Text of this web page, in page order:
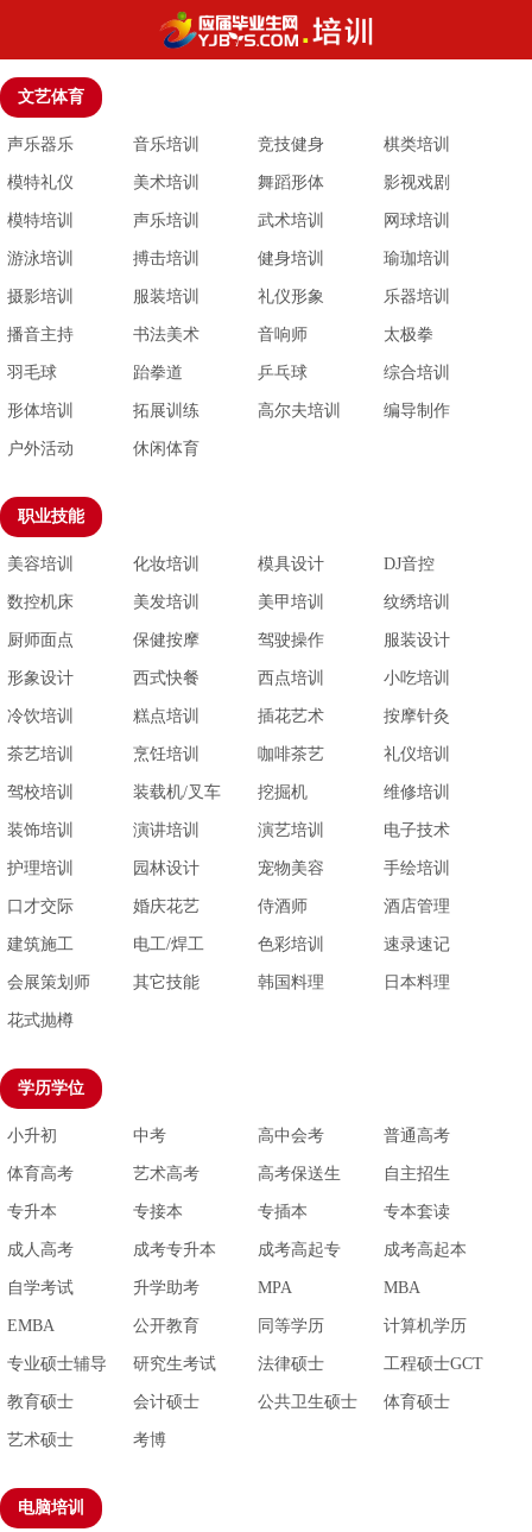
文艺体育
声乐器乐 音乐培训 竞技健身 棋类培训
模特礼仪 美术培训 舞蹈形体 影视戏剧
模特培训 声乐培训 武术培训 网球培训
游泳培训 搏击培训 健身培训 瑜珈培训
摄影培训 服装培训 礼仪形象 乐器培训
播音主持 书法美术 音响师 太极拳
羽毛球 跆拳道 乒乓球 综合培训
形体培训 拓展训练 高尔夫培训 编导制作
户外活动 休闲体育
职业技能
美容培训 化妆培训 模具设计 DJ音控
数控机床 美发培训 美甲培训 纹绣培训
厨师面点 保健按摩 驾驶操作 服装设计
形象设计 西式快餐 西点培训 小吃培训
冷饮培训 糕点培训 插花艺术 按摩针灸
茶艺培训 烹饪培训 咖啡茶艺 礼仪培训
驾校培训 装载机/叉车 挖掘机 维修培训
装饰培训 演讲培训 演艺培训 电子技术
护理培训 园林设计 宠物美容 手绘培训
口才交际 婚庆花艺 侍酒师 酒店管理
建筑施工 电工/焊工 色彩培训 速录速记
会展策划师 其它技能 韩国料理 日本料理
花式抛樽
学历学位
小升初 中考 高中会考 普通高考
体育高考 艺术高考 高考保送生 自主招生
专升本 专接本 专插本 专本套读
成人高考 成考专升本 成考高起专 成考高起本
自学考试 升学助考 MPA MBA
EMBA 公开教育 同等学历 计算机学历
专业硕士辅导 研究生考试 法律硕士 工程硕士GCT
教育硕士 会计硕士 公共卫生硕士 体育硕士
艺术硕士 考博
电脑培训